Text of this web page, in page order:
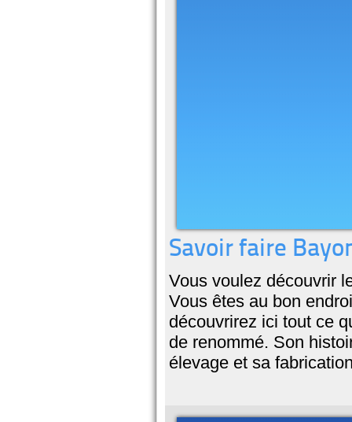
Savoir faire
Vous voulez découvrir
Vous êtes au bon
découvrirez ici tout ce
de renommé. Son
élevage et sa